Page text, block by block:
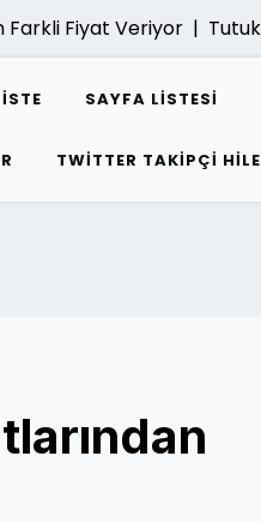
Fiyat Veriyor |
SAYFA LISTESI
TWITTER TAKIPÇI